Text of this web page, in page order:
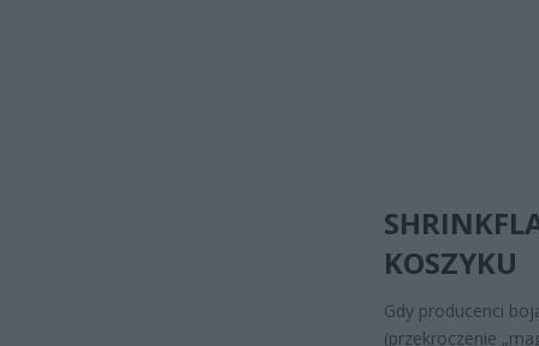
KOSZYKU
Gdy producenci
(przekroczenie